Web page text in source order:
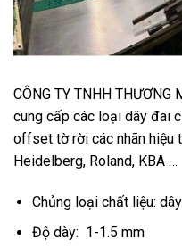
CÔNG TY TNHH THƯƠNG
cung cấp các loại dây đai
offset tờ rời các nhãn hiệu
Heidelberg, Roland, KBA …
Chủng loại chất liệu:
Độ dày: 1-1.5 mm